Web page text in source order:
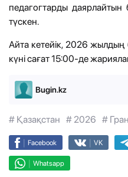
педагогтарды даярлайтын
түскен.
Айта кетейік, 2026 жылдың
күні сағат 15:00-де
Bugin.kz
# Қазақстан # 2026 #
| Facebook | VK
| Whatsapp